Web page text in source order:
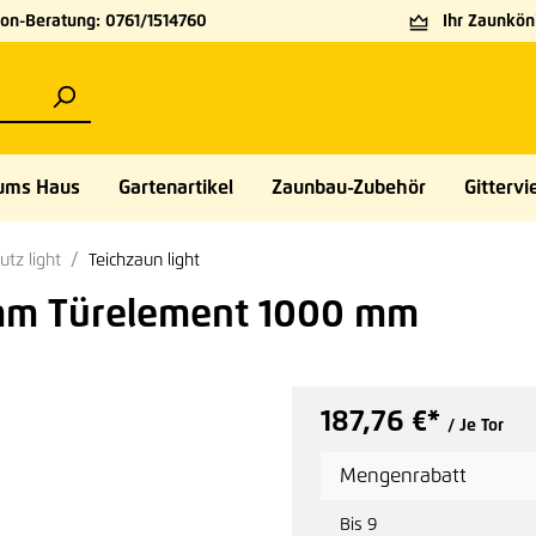
Beratung: 0761/1514760 Ihr
Haus Gartenartikel Zaunbau-Zubehör
light Teichzaun light
Türelement 1000 mm
187,76 €* / Je Tor
Mengenrabatt
Bis 9